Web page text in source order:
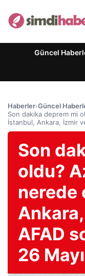
Güncel
Haberler›Güncel
Son dakika deprem mi
İstanbul, Ankara, İzmir
Son
oldu?
nerede
AFAD
26